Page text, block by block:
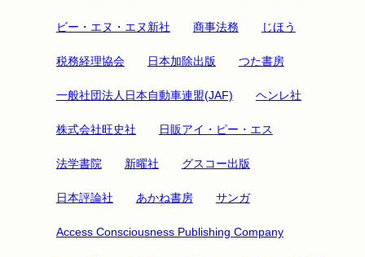
ビー・エヌ・エヌ新社 商事法務 じほう
税務経理協会 日本加除出版 つた書房
一般社団法人日本自動車連盟(JAF) ヘンレ社
株式会社旺史社 日販アイ・ピー・エス
法学書院 新曜社 グスコー出版
日本評論社 あかね書房 サンガ
Access Consciousness Publishing Company